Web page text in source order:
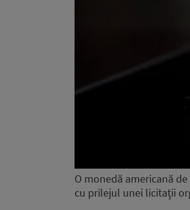
O monedă americană
cu prilejul unei licitaţii